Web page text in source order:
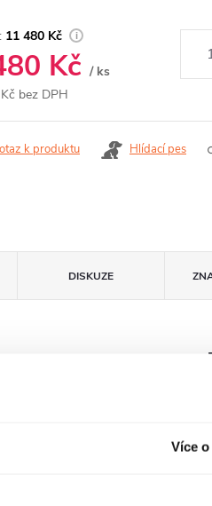
Více
11 480 Kč
Kč / ks
bez DPH
k produktu Hlídací pes
DISKUZE